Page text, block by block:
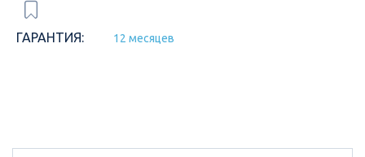
ГАРАНТИЯ: 12 месяцев